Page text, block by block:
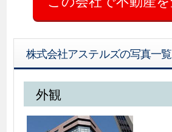
株式会社アステルズの写真一覧
外観